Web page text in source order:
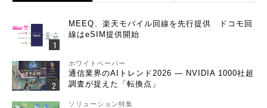
MEEQ、楽天モバイル回線を先行提供 ドコモ回
線はeSIM提供開始
ホワイトペーパー
通信業界のAIトレンド2026 ― NVIDIA 1000社超
調査が捉えた「転換点」
ソリューション特集